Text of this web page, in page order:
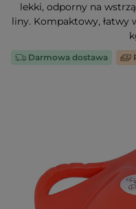
lekki, odporny na
liny. Kompaktowy, łatwy
Darmowa dostawa